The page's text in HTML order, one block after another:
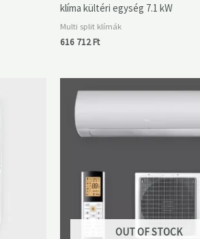
klíma kültéri egység 7.1 kW
Multi split klímák
616 712Ft
OUT OF STOCK